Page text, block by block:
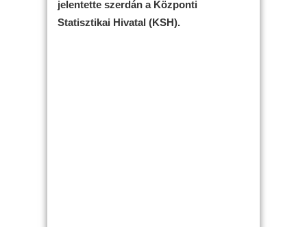
jelentette szerdán a Központi
Statisztikai Hivatal (KSH).